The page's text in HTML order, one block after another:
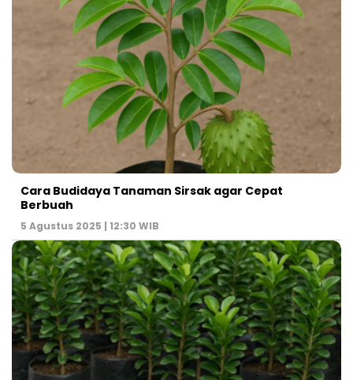
Cara Budidaya Tanaman Sirsak agar Cepat
Berbuah
5 Agustus 2025 | 12:30 WIB